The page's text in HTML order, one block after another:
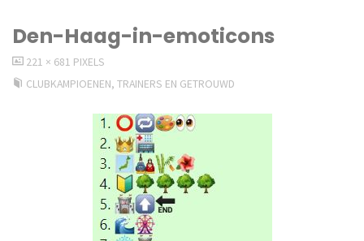
Den-Haag-in-emoticons
VOLLEDIGE
GROOTTE
221 × 681 PIXELS
CLUBKAMPIOENEN, TRAINERS EN GETROUWD